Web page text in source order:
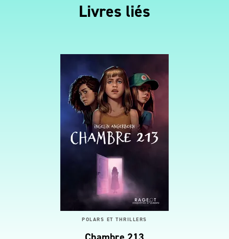
Livres liés
POLARS ET THRILLERS